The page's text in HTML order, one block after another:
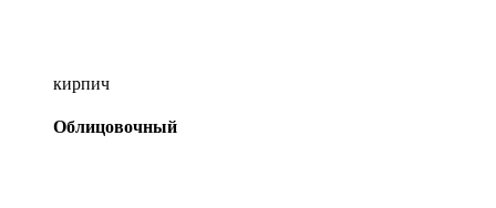
кирпич
Облицовочный